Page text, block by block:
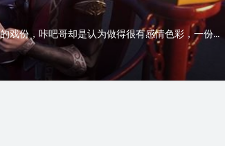
斗破苍穹21集被很多粉丝吐槽萧战留信水剧情的戏份，咔吧哥却是认为做得很有感情色彩，一份来自父亲对儿子的真心吐露，相比于国漫各种儿女情长的剧情，斗破的这种感情戏尤为让人感动。